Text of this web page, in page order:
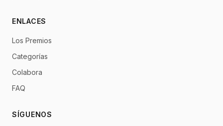
ENLACES
Los Premios
Categorías
Colabora
FAQ
SÍGUENOS